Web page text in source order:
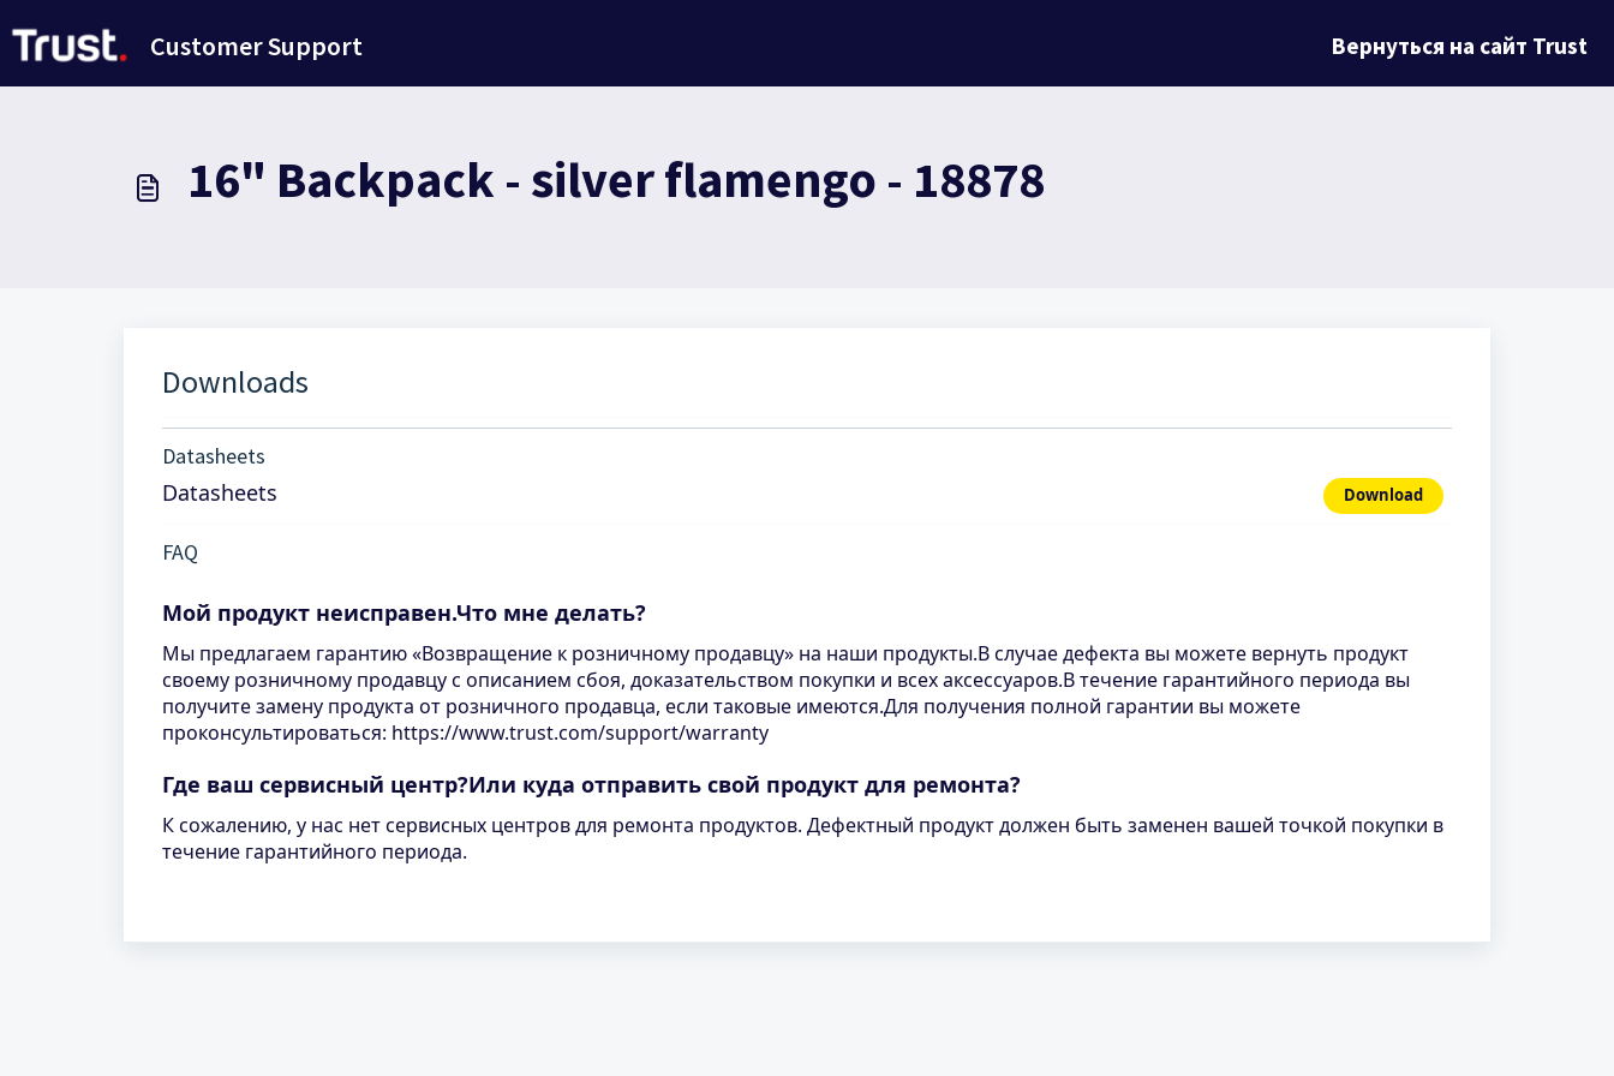
Customer Support Вернуться на сайт Trust
16" Backpack - silver flamengo - 18878
Downloads
Datasheets
Datasheets Download
FAQ
Мой продукт неисправен.Что мне делать?
Мы предлагаем гарантию «Возвращение к розничному продавцу» на наши продукты.В случае дефекта вы можете вернуть продукт
своему розничному продавцу с описанием сбоя, доказательством покупки и всех аксессуаров.В течение гарантийного периода вы
получите замену продукта от розничного продавца, если таковые имеются.Для получения полной гарантии вы можете
проконсультироваться: https://www.trust.com/support/warranty
Где ваш сервисный центр?Или куда отправить свой продукт для ремонта?
К сожалению, у нас нет сервисных центров для ремонта продуктов. Дефектный продукт должен быть заменен вашей точкой покупки в
течение гарантийного периода.